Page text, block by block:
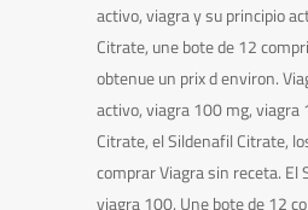
activo, viagra y su principio
Citrate, une bote de 12
obtenue un prix d environ.
activo, viagra 100 mg, viagra
Citrate, el Sildenafil Citrate,
comprar Viagra sin receta. El
viagra 100. Une bote de 12